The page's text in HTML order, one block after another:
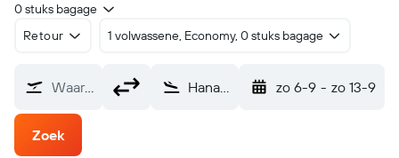
0 stuks bagage
Retour
1 volwassene, Economy, 0 stuks bagage
Waarvandaan? Hanak Red Sea Intl (RSI) zo 6-9 - zo 13-9
Zoek